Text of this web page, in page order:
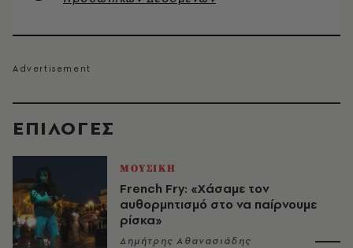
EΠΙΛΟΓΈΣ
ΜΟΥΣΙΚΗ
French Fry: «Χάσαμε τον
αυθορμητισμό στο να παίρνουμε
ρίσκα»
Δημήτρης Αθανασιάδης